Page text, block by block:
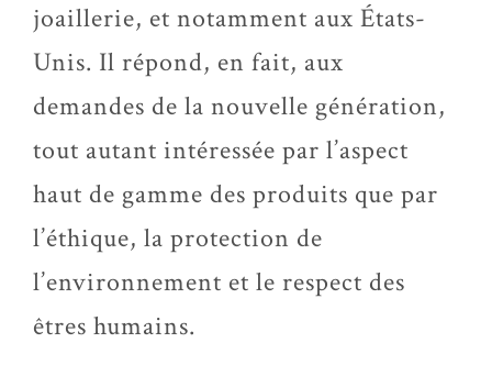
joaillerie, et notamment aux États-
Unis. Il répond, en fait, aux
demandes de la nouvelle génération,
tout autant intéressée par l’aspect
haut de gamme des produits que par
l’éthique, la protection de
l’environnement et le respect des
êtres humains.